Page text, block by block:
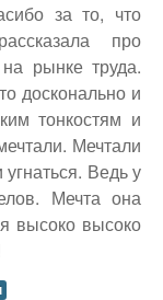
за то, что
про
рынке труда.
досконально и
тонкостям и
Мечтали
Ведь у
Мечта она
высоко высоко